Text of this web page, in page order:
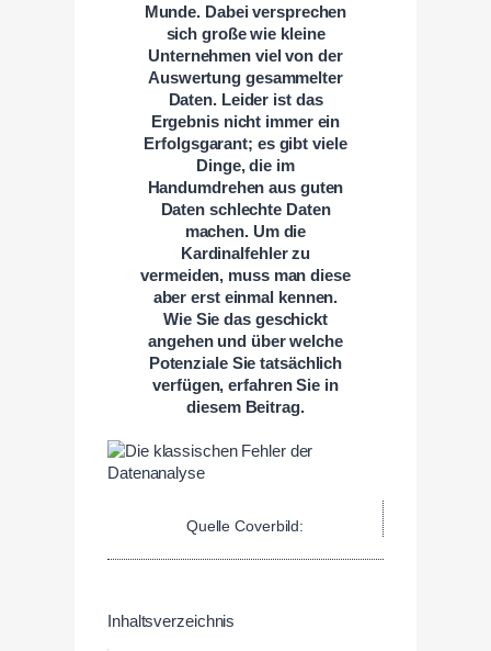
Munde. Dabei versprechen
sich große wie kleine
Unternehmen viel von der
Auswertung gesammelter
Daten. Leider ist das
Ergebnis nicht immer ein
Erfolgsgarant; es gibt viele
Dinge, die im
Handumdrehen aus guten
Daten schlechte Daten
machen. Um die
Kardinalfehler zu
vermeiden, muss man diese
aber erst einmal kennen.
Wie Sie das geschickt
angehen und über welche
Potenziale Sie tatsächlich
verfügen, erfahren Sie in
diesem Beitrag.
Quelle Coverbild:
Inhaltsverzeichnis